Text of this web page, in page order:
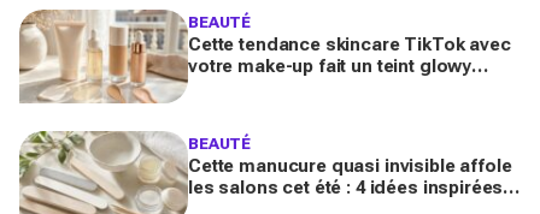
BEAUTÉ
Cette tendance skincare TikTok avec
votre make-up fait un teint glowy
BEAUTÉ
Cette manucure quasi invisible affole
les salons cet été : 4 idées inspirées